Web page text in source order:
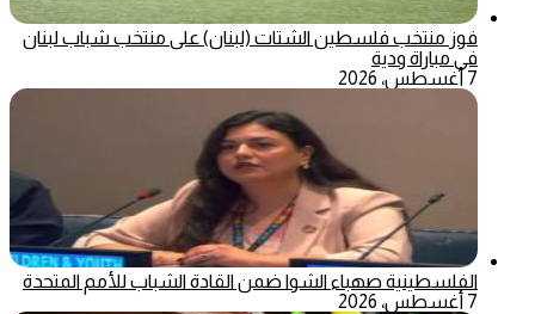
فوز منتخب فلسطين الشتات (لبنان) على منتخب شباب لبنان
في مباراة ودية
7 أغسطس، 2026
الفلسطينية صهباء الشوا ضمن القادة الشباب للأمم المتحدة
7 أغسطس، 2026